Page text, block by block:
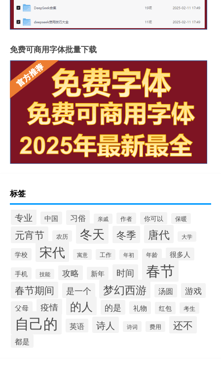
免费可商用字体批量下载
标签
专业 中国 习俗 亲戚 作者 你可以 保暖
元宵节 农历 冬天 冬季 唐代 大学
学校 宋代 寓意 工作 年初 年龄 很多人
手机 技能 攻略 新年 时间 春节
春节期间 是一个 梦幻西游 汤圆 游戏
父母 疫情 的人 的是 礼物 红包 考生
自己的 英语 诗人 诗词 费用 还不
都是